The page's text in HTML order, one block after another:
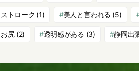
トローク (1) 美人と言われる (5)
尻(2) 透明感がある (3) 静岡出